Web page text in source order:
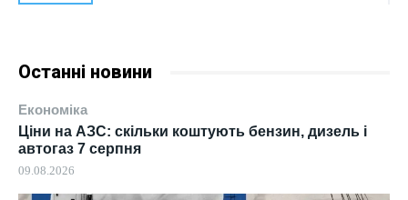
Останні новини
Економіка
Ціни на АЗС: скільки коштують бензин, дизель і
автогаз 7 серпня
09.08.2026